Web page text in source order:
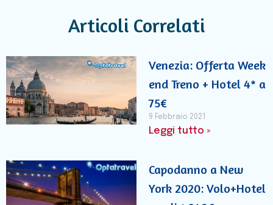
Articoli Correlati
Venezia: Offerta Week
end Treno + Hotel 4* a
75€
9 Febbraio 2021
Leggi tutto »
Capodanno a New
York 2020: Volo+Hotel